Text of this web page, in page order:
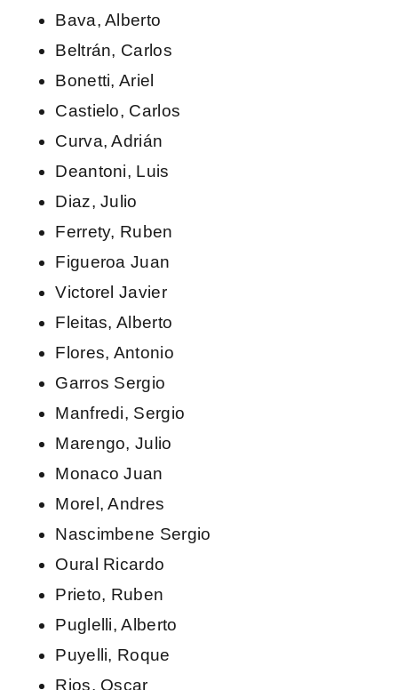
Bava, Alberto
Beltrán, Carlos
Bonetti, Ariel
Castielo, Carlos
Curva, Adrián
Deantoni, Luis
Diaz, Julio
Ferrety, Ruben
Figueroa Juan
Victorel Javier
Fleitas, Alberto
Flores, Antonio
Garros Sergio
Manfredi, Sergio
Marengo, Julio
Monaco Juan
Morel, Andres
Nascimbene Sergio
Oural Ricardo
Prieto, Ruben
Puglelli, Alberto
Puyelli, Roque
Rios, Oscar